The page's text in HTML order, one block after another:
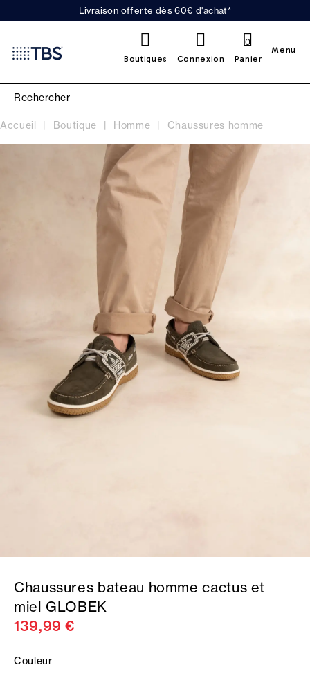
Livraison offerte dès 60€ d'achat*
Boutiques Connexion Panier
0
Menu
Accueil Boutique Homme Chaussures homme
Chaussures bateau homme cactus et
miel GLOBEK
139,99 €
Couleur